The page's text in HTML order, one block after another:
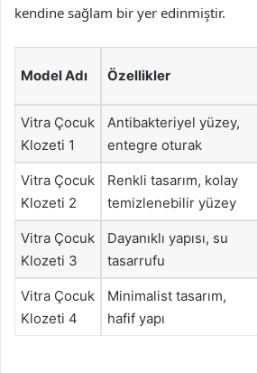
kendine sağlam bir yer edinmiştir.
Model Adı Özellikler
Vitra Çocuk
Klozeti 1
Antibakteriyel yüzey,
entegre oturak
Vitra Çocuk
Klozeti 2
Renkli tasarım, kolay
temizlenebilir yüzey
Vitra Çocuk
Klozeti 3
Dayanıklı yapısı, su
tasarrufu
Vitra Çocuk
Klozeti 4
Minimalist tasarım,
hafif yapı